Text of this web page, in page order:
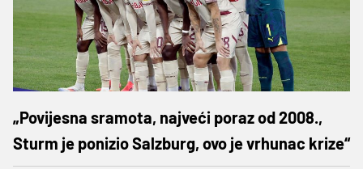
„Povijesna sramota, najveći poraz od 2008.,
Sturm je ponizio Salzburg, ovo je vrhunac krize“